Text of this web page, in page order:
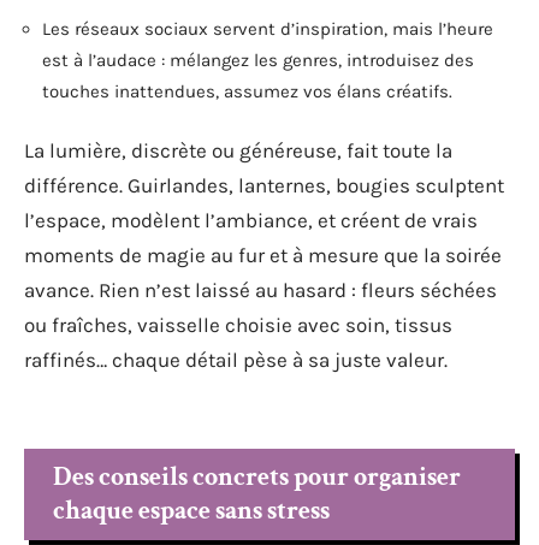
Les réseaux sociaux servent d’inspiration, mais l’heure
est à l’audace : mélangez les genres, introduisez des
touches inattendues, assumez vos élans créatifs.
La lumière, discrète ou généreuse, fait toute la
différence. Guirlandes, lanternes, bougies sculptent
l’espace, modèlent l’ambiance, et créent de vrais
moments de magie au fur et à mesure que la soirée
avance. Rien n’est laissé au hasard : fleurs séchées
ou fraîches, vaisselle choisie avec soin, tissus
raffinés… chaque détail pèse à sa juste valeur.
Des conseils concrets pour organiser
chaque espace sans stress